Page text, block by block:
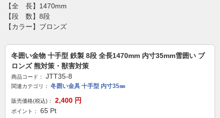
【全 長】1470mm
【段 数】8段
【カラー】ブロンズ
冬囲い金物 十手型 鉄製 8段 全長1470mm 内寸35mm雪囲い ブ
ロンズ 熊対策・獣害対策
商品コード： JTT35-8
関連カテゴリ： 冬囲い金具 十手型 内寸35㎜
販売価格(税込)： 2,400 円
ポイント： 65 Pt